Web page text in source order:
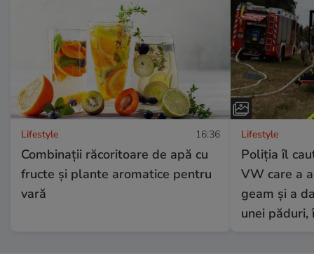
Lifestyle 16:36
Combinaţii răcoritoare de apă cu
fructe şi plante aromatice pentru
vară
Lifestyle
Poliția îl
VW care a
geam și a
unei păduri,